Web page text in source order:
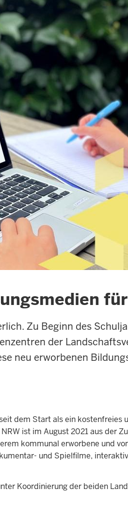
Zu Beginn des
der
neu erworbenen
dem Start als ein kostenfreies
ist im August 2021 aus der
kommunal erworbene und
und Spielfilme,
Koordinierung der beiden